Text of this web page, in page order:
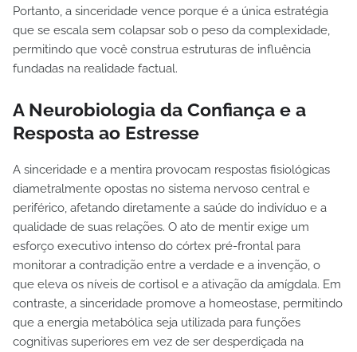
Portanto, a sinceridade vence porque é a única estratégia
que se escala sem colapsar sob o peso da complexidade,
permitindo que você construa estruturas de influência
fundadas na realidade factual.
A Neurobiologia da Confiança e a
Resposta ao Estresse
A sinceridade e a mentira provocam respostas fisiológicas
diametralmente opostas no sistema nervoso central e
periférico, afetando diretamente a saúde do indivíduo e a
qualidade de suas relações. O ato de mentir exige um
esforço executivo intenso do córtex pré-frontal para
monitorar a contradição entre a verdade e a invenção, o
que eleva os níveis de cortisol e a ativação da amígdala. Em
contraste, a sinceridade promove a homeostase, permitindo
que a energia metabólica seja utilizada para funções
cognitivas superiores em vez de ser desperdiçada na